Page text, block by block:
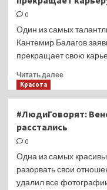
ты
0
Один из самых
Кантемир Балагов
прекращает свою
Читать далееПрочитать
режиссер
Кантемир
карьеру
в
кино
Красота
#ЛюдиГоворят:
расстались
0
Одна из самых
разорвать свои
удалил все